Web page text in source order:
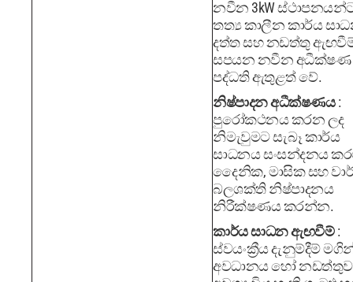
නවීන 3kW
තත්‍ය කාලීන කාර්ය
දත්ත සහ නඩත්තු
සපයන නවීන අධීක්ෂණ
පද්ධති ඇතුළත් වේ.
නිෂ්පාදන අධීක්ෂණය:
පුරෝකථනය කරන ලද
නිමැවුමට සැබෑ කාර්ය
සාධනය සංසන්දනය
දෛනික, මාසික සහ
බලශක්ති නිෂ්පාදනය
නිරීක්ෂණය කරන්න.
කාර්ය සාධන ඇඟවීම්:
ස්වයංක්‍රීය දැනුම්දීම්
අවධානය හෝ නඩත්තුව